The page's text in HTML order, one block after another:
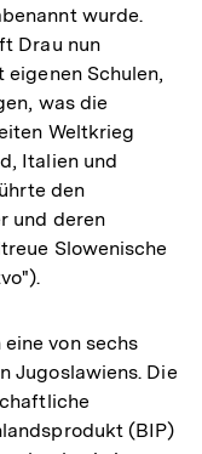
wurde.
Drau nun
Schulen,
was die
Weltkrieg
Italien und
den
und deren
Slowenische
von sechs
Jugoslawiens. Die
(BIP)